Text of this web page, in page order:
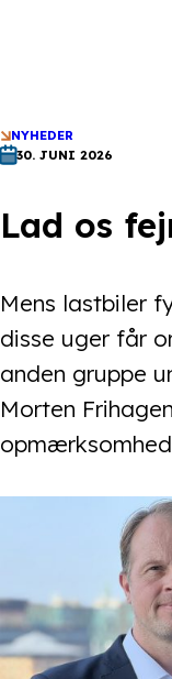
NYHEDER
30. JUNI 2026
Lad os
Mens lastbiler
disse uger får
anden gruppe
Morten